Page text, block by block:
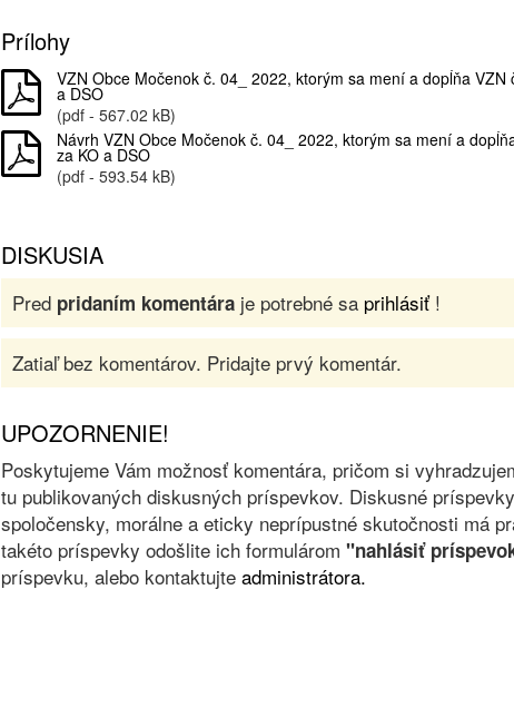
Prílohy
VZN Obce Močenok č. 04_ 2022, ktorým sa mení a dopĺňa
a DSO
(pdf - 567.02 kB)
Návrh VZN Obce Močenok č. 04_ 2022, ktorým sa mení a
za KO a DSO
(pdf - 593.54 kB)
DISKUSIA
Pred pridaním komentáraje potrebné sa prihlásiť!
Zatiaľ bez komentárov. Pridajte prvý komentár.
UPOZORNENIE!
Poskytujeme Vám možnosť komentára, pričom si
tu publikovaných diskusných príspevkov. Diskusné
spoločensky, morálne a eticky neprípustné skutočnosti má
takéto príspevky odošlite ich formulárom "nahlásiť
príspevku, alebo kontaktujte administrátora.